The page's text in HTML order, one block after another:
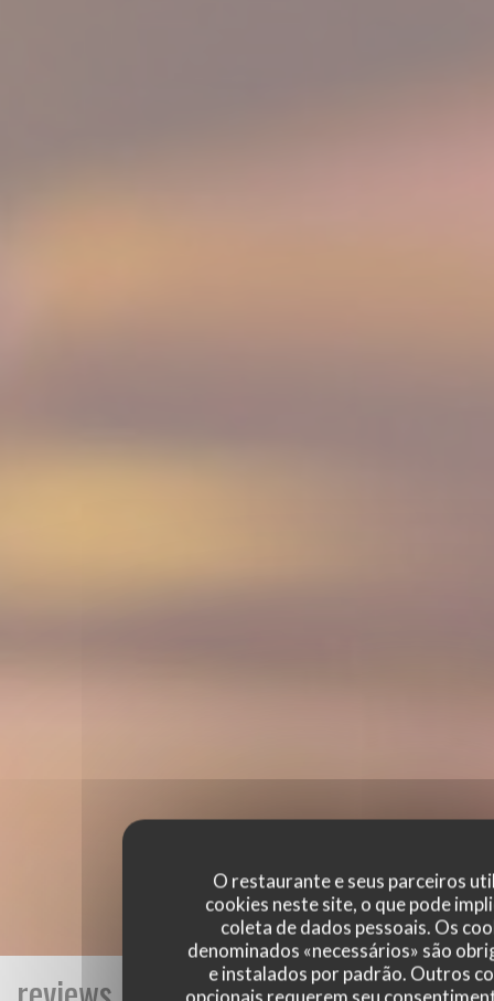
O restaurante e seus parceiros
cookies neste site, o que pode
coleta de dados pessoais. Os
denominados «necessários» são
e instalados por padrão. Outros
opcionais requerem seu